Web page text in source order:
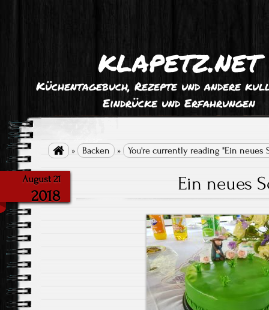
klapetz.net
Küchentagebuch, Rezepte und andere
Eindrücke und Erfahrungen
 » Backen » You're currently reading "Ein neues
August 21
2018
Ein neues